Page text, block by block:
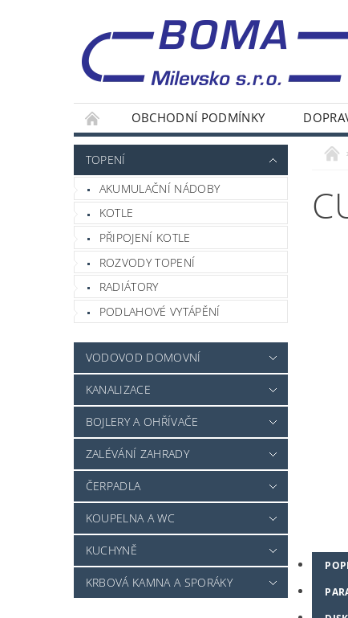
OBCHODNÍ PODMÍNKY
TOPENÍ
AKUMULAČNÍ NÁDOBY
KOTLE
PŘIPOJENÍ KOTLE
ROZVODY TOPENÍ
RADIÁTORY
PODLAHOVÉ VYTÁPĚNÍ
VODOVOD DOMOVNÍ
KANALIZACE
BOJLERY A OHŘÍVAČE
ZALÉVÁNÍ ZAHRADY
ČERPADLA
KOUPELNA A WC
KUCHYNĚ
KRBOVÁ KAMNA A SPORÁKY